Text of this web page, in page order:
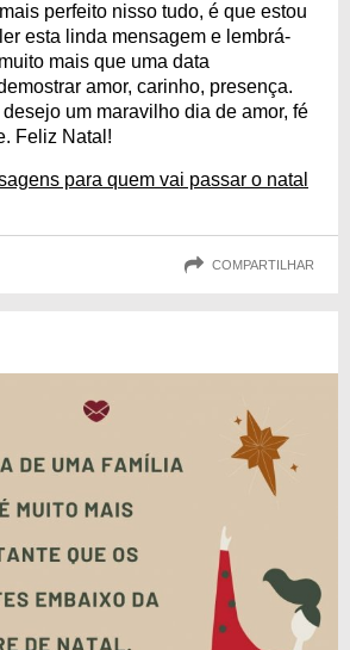
perfeito nisso tudo, é que estou
esta linda mensagem e lembrá-
mais que uma data
amor, carinho, presença.
um maravilho dia de amor, fé
Feliz Natal!
para quem vai passar o natal
COMPARTILHAR